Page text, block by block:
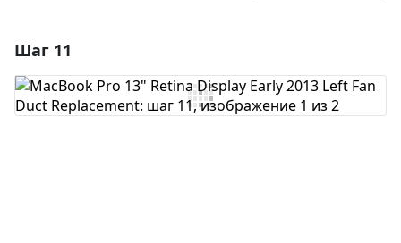
Добавить комментарий
Шаг 11